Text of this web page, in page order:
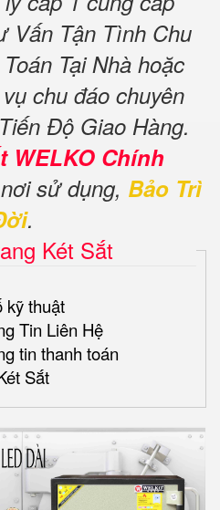
Vấn Tận Tình Chu
Tại Nhà hoặc
chu đáo chuyên
Độ Giao Hàng.
WELKO Chính
sử dụng, Bảo Trì
.
Két Sắt
kỹ thuật
Tin Liên Hệ
tin thanh toán
Sắt